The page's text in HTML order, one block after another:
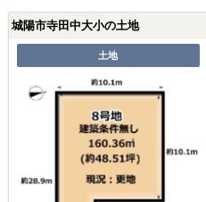
城陽市寺田中大小の土地
土地